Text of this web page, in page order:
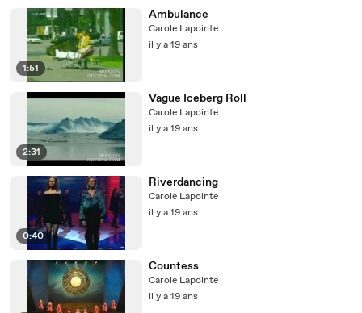
1:51
Ambulance
Carole Lapointe
il y a 19 ans
2:31
Vague Iceberg Roll
Carole Lapointe
il y a 19 ans
0:40
Riverdancing
Carole Lapointe
il y a 19 ans
Countess
Carole Lapointe
il y a 19 ans